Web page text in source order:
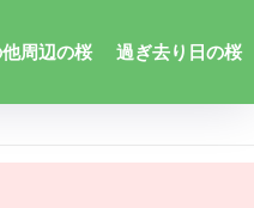
周辺の桜 過ぎ去り日の桜